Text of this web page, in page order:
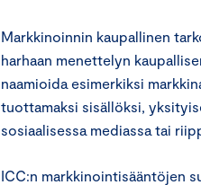
Markkinoinnin kaupallinen
harhaan menettelyn
naamioida esimerkiksi
tuottamaksi sisällöksi,
sosiaalisessa mediassa tai
ICC:n markkinointisääntöjen